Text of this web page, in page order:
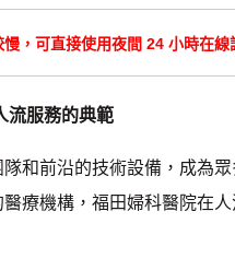
，可直接使用夜間 24 小時在線
流服務的典範
前沿的技術設備，成為眾
療機構，福田婦科醫院在